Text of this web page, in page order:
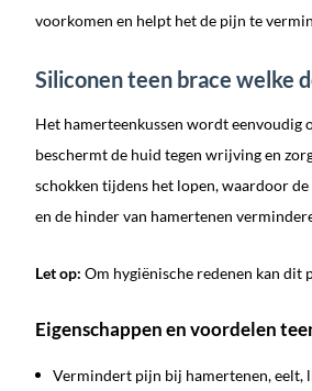
voorkomen en helpt het de pijn te
Siliconen teen brace welke
Het hamerteenkussen wordt eenvoudig
beschermt de huid tegen wrijving en
schokken tijdens het lopen, waardoor
en de hinder van hamertenen
Let op: Om hygiënische redenen kan
Eigenschappen en voordelen
Vermindert pijn bij hamertenen, eelt,